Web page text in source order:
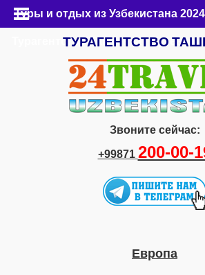
Туры и отдых из Узбекистана 2024
Турагентство Ташкента | Путевки
ТУРАГЕНТСТВО
Звоните сейчас:
+99871 200-00-
Европа